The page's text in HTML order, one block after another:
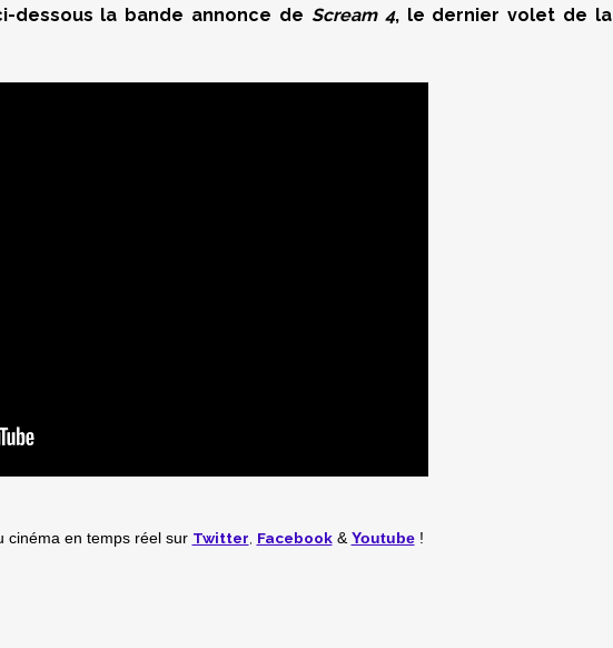
dessous la bande annonce de Scream 4, le dernier volet de la
cinéma en temps réel sur Twitter Facebook& Youtube!